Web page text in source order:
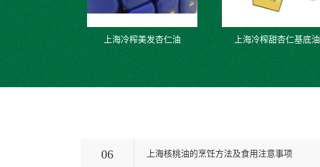
上海冷榨美发杏仁油 上海冷榨甜杏仁基底油
06 上海核桃油的烹饪方法及食用注意事项